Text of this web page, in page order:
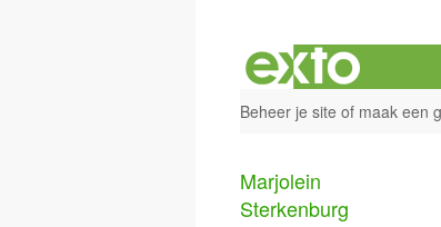
Beheer je site of maak een
Marjolein
Sterkenburg